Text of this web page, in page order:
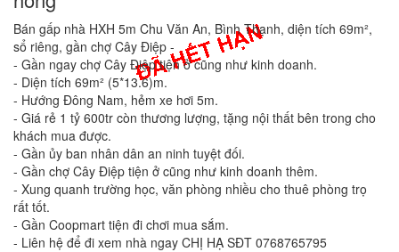
Bán gấp nhà HXH 5m Chu Văn An, Bình Thạnh, diện tích 69m²,
sổ riêng, gần chợ Cây Điệp -
- Gần ngay chợ Cây Điệp tiện ở cũng như kinh doanh.
- Diện tích 69m² (5*13.6)m.
- Hướng Đông Nam, hẻm xe hơi 5m.
- Giá rẻ 1 tỷ 600tr còn thương lượng, tặng nội thất bên trong cho
khách mua được.
- Gần ủy ban nhân dân an ninh tuyệt đối.
- Gần chợ Cây Điệp tiện ở cũng như kinh doanh thêm.
- Xung quanh trường học, văn phòng nhiều cho thuê phòng trọ
rất tốt.
- Gần Coopmart tiện đi chơi mua sắm.
- Liên hệ để đi xem nhà ngay CHỊ HẠ SĐT 0768765795